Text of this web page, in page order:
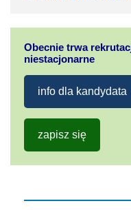
Obecnie trwa
niestacjonarne
info dla kandydata
zapisz się